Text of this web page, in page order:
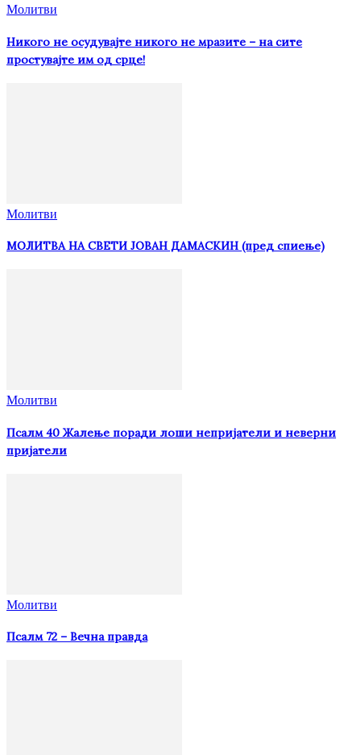
Молитви
Никого не осудувајте никого не мразите – на сите
простувајте им од срце!
Молитви
МОЛИТВА НА СВЕТИ ЈОВАН ДАМАСКИН (пред спиење)
Молитви
Псалм 40 Жалење поради лоши непријатели и неверни
пријатели
Молитви
Псалм 72 – Вечна правда